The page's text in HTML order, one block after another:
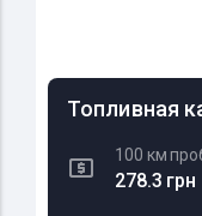
Топливная
100 км
278.3 грн